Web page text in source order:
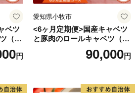
ベツ
（4P
円
愛知県小牧市
<6ヶ月定期便>国産キャベツ
と豚肉のロールキャベツ（6P
90,000円